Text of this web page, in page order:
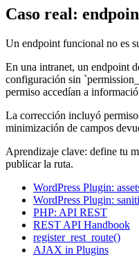
Caso real:
Un endpoint funcional no es
En una intranet, un endpoint
configuración sin
permiso accedían a
La corrección incluyó
minimización de campos
Aprendizaje clave: define tu
publicar la ruta.
WordPress Plugin:
WordPress Plugin:
PHP: API REST
REST API Handbook
register_rest_route()
AJAX in Plugins